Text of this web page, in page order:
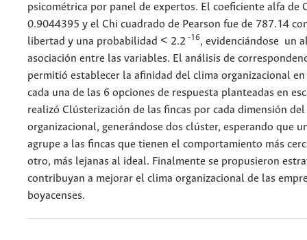
psicométrica por panel de expertos. El coeficiente alfa de
0.9044395 y el Chi cuadrado de Pearson fue de 787.14
libertad y una probabilidad < 2.2 -16, evidenciándose un
asociación entre las variables. El análisis de
permitió establecer la afinidad del clima organizacional
cada una de las 6 opciones de respuesta planteadas en
realizó Clústerización de las fincas por cada dimensión
organizacional, generándose dos clúster, esperando que
agrupe a las fincas que tienen el comportamiento más
otro, más lejanas al ideal. Finalmente se propusieron
contribuyan a mejorar el clima organizacional de las
boyacenses.